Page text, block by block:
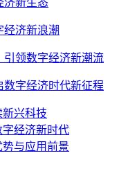
济新生态
经济新浪潮
引领数字经济新潮流
字经济时代新征程
兴科技
经济新时代
与应用前景